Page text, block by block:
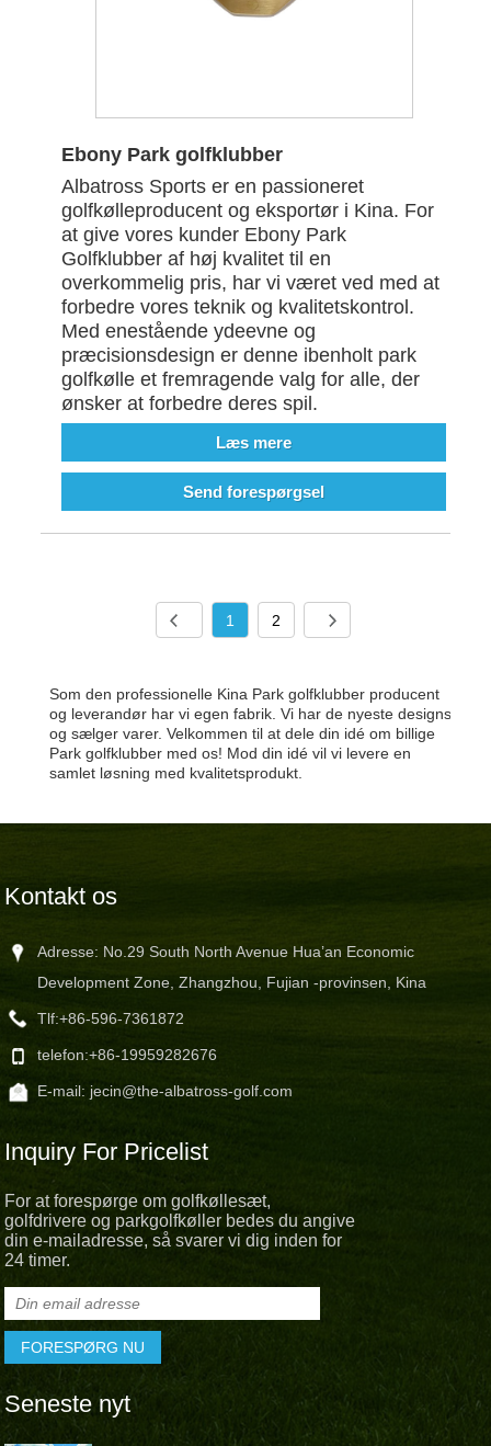
Ebony Park golfklubber
Albatross Sports er en passioneret
golfkølleproducent og eksportør i Kina. For
at give vores kunder Ebony Park
Golfklubber af høj kvalitet til en
overkommelig pris, har vi været ved med at
forbedre vores teknik og kvalitetskontrol.
Med enestående ydeevne og
præcisionsdesign er denne ibenholt park
golfkølle et fremragende valg for alle, der
ønsker at forbedre deres spil.
Læs mere
Send forespørgsel
1 2
Som den professionelle Kina Park golfklubber producent
og leverandør har vi egen fabrik. Vi har de nyeste designs
og sælger varer. Velkommen til at dele din idé om billige
Park golfklubber med os! Mod din idé vil vi levere en
samlet løsning med kvalitetsprodukt.
Kontakt os
Adresse: No.29 South North Avenue Hua’an Economic
Development Zone, Zhangzhou, Fujian -provinsen, Kina
Tlf:+86-596-7361872
telefon:+86-19959282676
E-mail: jecin@the-albatross-golf.com
Inquiry For Pricelist
For at forespørge om golfkøllesæt,
golfdrivere og parkgolfkøller bedes du angive
din e-mailadresse, så svarer vi dig inden for
24 timer.
Seneste nyt